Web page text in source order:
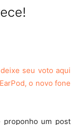
seu voto aqui
o novo fone
proponho um post